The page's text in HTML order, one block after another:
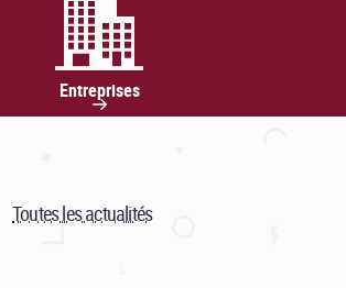
Entreprises
Toutes les actualités